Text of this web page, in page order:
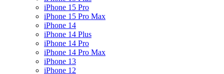
iPhone 15 Pro
iPhone 15 Pro Max
iPhone 14
iPhone 14 Plus
iPhone 14 Pro
iPhone 14 Pro Max
iPhone 13
iPhone 12